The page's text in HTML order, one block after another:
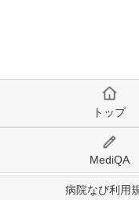
トップ
MediQA
病院なび利用